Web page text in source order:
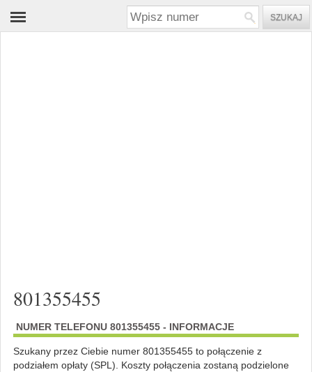
801355455
NUMER TELEFONU 801355455 - INFORMACJE
Szukany przez Ciebie numer 801355455 to połączenie z
podziałem opłaty (SPL). Koszty połączenia zostaną podzielone